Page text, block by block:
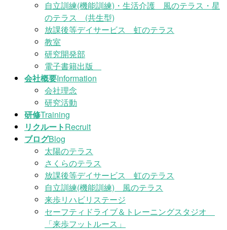
自立訓練(機能訓練)・生活介護 風のテラス・星
のテラス (共生型)
放課後等デイサービス 虹のテラス
教室
研究開発部
電子書籍出版
会社概要Information
会社理念
研究活動
研修Training
リクルートRecruit
ブログBlog
太陽のテラス
さくらのテラス
放課後等デイサービス 虹のテラス
自立訓練(機能訓練) 風のテラス
来歩リハビリステージ
セーフティドライブ＆トレーニングスタジオ
「来歩フットルース」